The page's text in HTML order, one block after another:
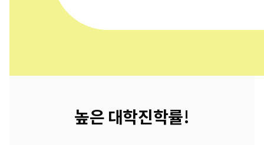
높은 대학진학률!